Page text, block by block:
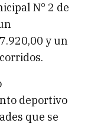
N° 2 de
y un
deportivo
que se